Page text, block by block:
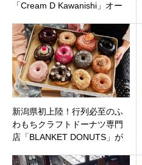
「Cream D Kawanishi」オー
をあなたに
新潟県初上陸！行列必至のふ
わもちクラフトドーナツ専門
店「BLANKET DONUTS」が